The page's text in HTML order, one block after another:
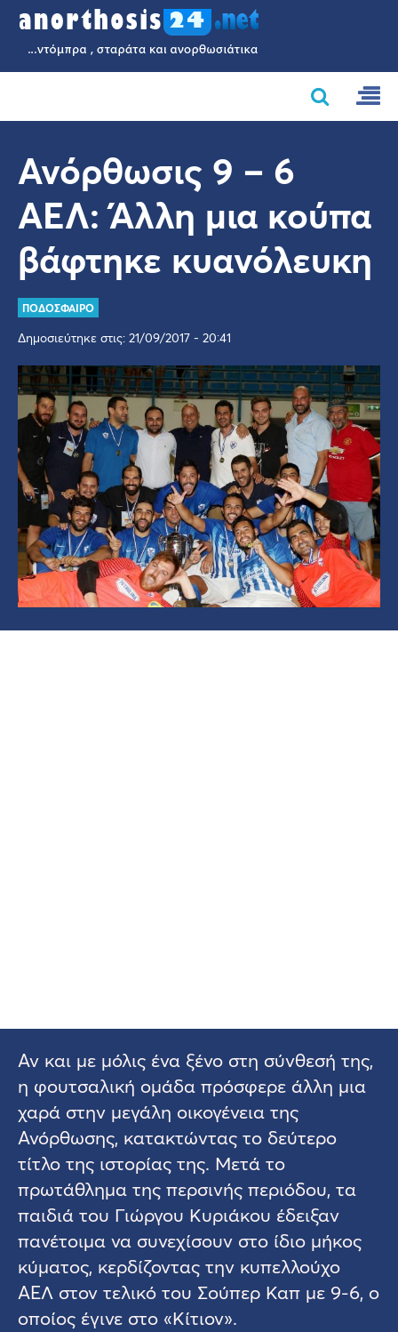
Ανόρθωσις 9 – 6
ΑΕΛ: Άλλη μια κούπα
βάφτηκε κυανόλευκη
ΠΟΔΟΣΦΑΙΡΟ
Δημοσιεύτηκε στις: 21/09/2017 - 20:41
Αν και με μόλις ένα ξένο στη σύνθεσή της,
η φουτσαλική ομάδα πρόσφερε άλλη μια
χαρά στην μεγάλη οικογένεια της
Ανόρθωσης, κατακτώντας το δεύτερο
τίτλο της ιστορίας της. Μετά το
πρωτάθλημα της περσινής περιόδου, τα
παιδιά του Γιώργου Κυριάκου έδειξαν
πανέτοιμα να συνεχίσουν στο ίδιο μήκος
κύματος, κερδίζοντας την κυπελλούχο
ΑΕΛ στον τελικό του Σούπερ Καπ με 9-6, ο
οποίος έγινε στο «Κίτιον».